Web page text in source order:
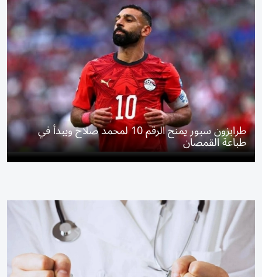
طرابزون سبور يمنح الرقم 10 لمحمد صلاح ويبدأ في
طباعة القمصان